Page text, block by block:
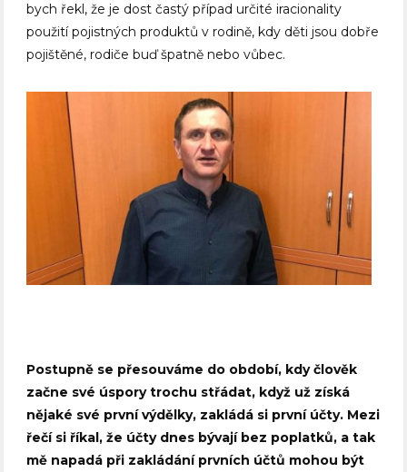
bych řekl, že je dost častý případ určité iracionality
použití pojistných produktů v rodině, kdy děti jsou dobře
pojištěné, rodiče buď špatně nebo vůbec.
Postupně se přesouváme do období, kdy člověk
začne své úspory trochu střádat, když už získá
nějaké své první výdělky, zakládá si první účty. Mezi
řečí si říkal, že účty dnes bývají bez poplatků, a tak
mě napadá při zakládání prvních účtů mohou být